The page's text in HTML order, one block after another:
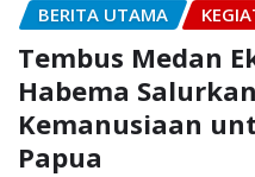
BERITA UTAMA
Tembus Medan
Habema
Kemanusiaan
Papua